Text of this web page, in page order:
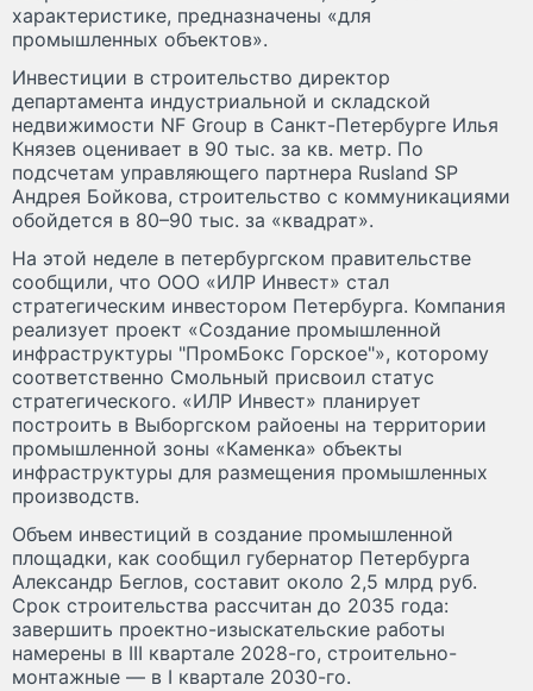
характеристике, предназначены «для
промышленных объектов».
Инвестиции в строительство директор
департамента индустриальной и складской
недвижимости NF Group в Санкт-Петербурге Илья
Князев оценивает в 90 тыс. за кв. метр. По
подсчетам управляющего партнера Rusland SP
Андрея Бойкова, строительство с коммуникациями
обойдется в 80–90 тыс. за «квадрат».
На этой неделе в петербургском правительстве
сообщили, что ООО «ИЛР Инвест» стал
стратегическим инвестором Петербурга. Компания
реализует проект «Создание промышленной
инфраструктуры "ПромБокс Горское"», которому
соответственно Смольный присвоил статус
стратегического. «ИЛР Инвест» планирует
построить в Выборгском райоены на территории
промышленной зоны «Каменка» объекты
инфраструктуры для размещения промышленных
производств.
Объем инвестиций в создание промышленной
площадки, как сообщил губернатор Петербурга
Александр Беглов, составит около 2,5 млрд руб.
Срок строительства рассчитан до 2035 года:
завершить проектно-изыскательские работы
намерены в III квартале 2028-го, строительно-
монтажные — в I квартале 2030-го.